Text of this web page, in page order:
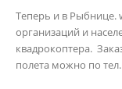
Теперь и в Рыбнице.
организаций и
квадрокоптера.
полета можно по